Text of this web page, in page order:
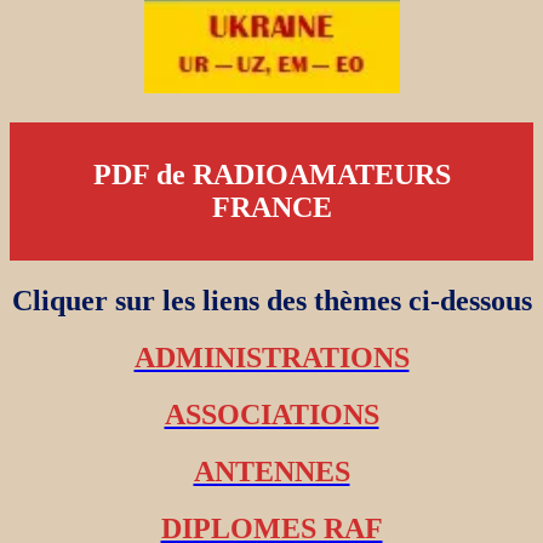
PDF de RADIOAMATEURS
FRANCE
Cliquer sur les liens des thèmes ci-dessous
ADMINISTRATIONS
ASSOCIATIONS
ANTENNES
DIPLOMES RAF